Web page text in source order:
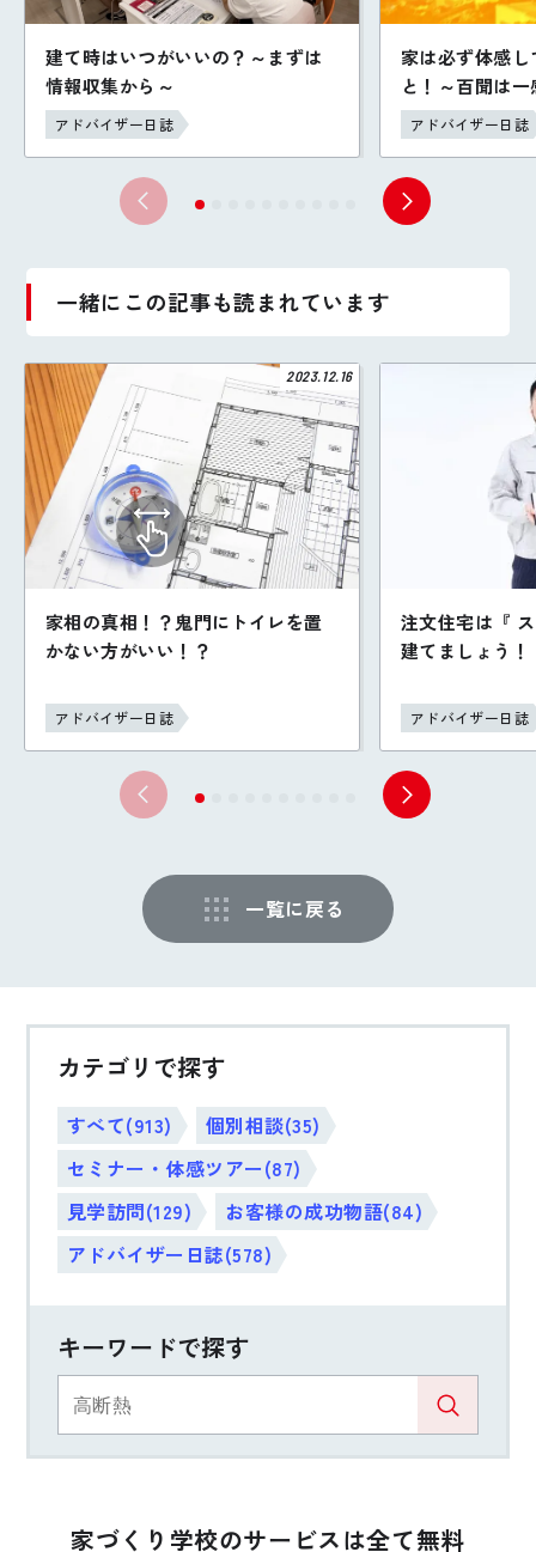
建て時はいつがいいの？～まずは
情報収集から～
アドバイザー日誌
家は必ず体感
と！～百聞は
アドバイザー日誌
一緒にこの記事も読まれています
家相の真相！？鬼門にトイレを置
かない方がいい！？
2023.12.16
アドバイザー日誌
注文住宅は『
建てましょう！
アドバイザー日誌
一覧に戻る
カテゴリで探す
すべて(913)
個別相談(35)
セミナー・体感ツアー(87)
見学訪問(129)
お客様の成功物語(84)
アドバイザー日誌(578)
キーワードで探す
家づくり学校のサービスは全て無料